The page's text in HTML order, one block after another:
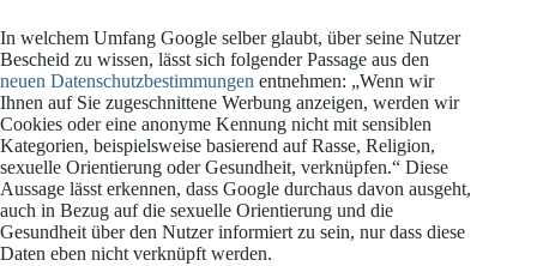
In welchem Umfang Google selber glaubt, über seine Nutzer
Bescheid zu wissen, lässt sich folgender Passage aus den
neuen Datenschutzbestimmungen entnehmen: „Wenn wir
Ihnen auf Sie zugeschnittene Werbung anzeigen, werden wir
Cookies oder eine anonyme Kennung nicht mit sensiblen
Kategorien, beispielsweise basierend auf Rasse, Religion,
sexuelle Orientierung oder Gesundheit, verknüpfen.“ Diese
Aussage lässt erkennen, dass Google durchaus davon ausgeht,
auch in Bezug auf die sexuelle Orientierung und die
Gesundheit über den Nutzer informiert zu sein, nur dass diese
Daten eben nicht verknüpft werden.